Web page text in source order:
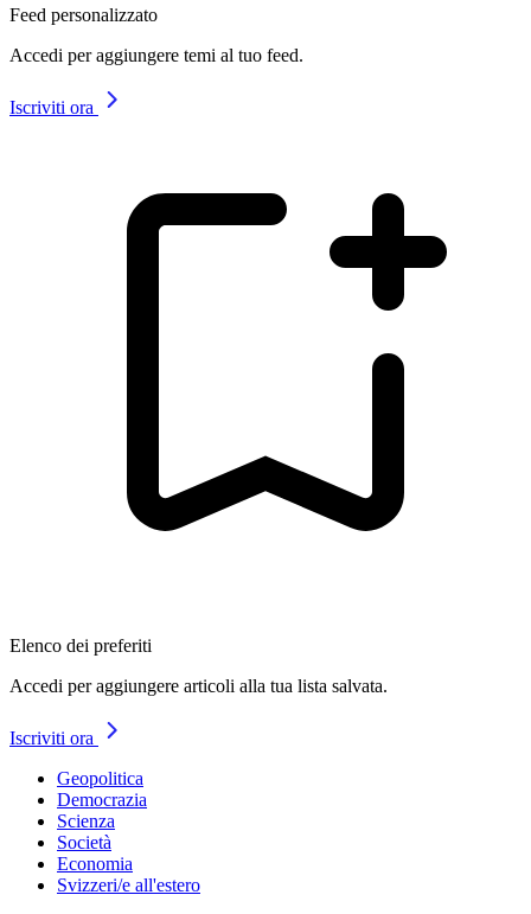
Feed personalizzato
Accedi per aggiungere temi al tuo feed.
Iscriviti ora
Elenco dei preferiti
Accedi per aggiungere articoli alla tua lista salvata.
Iscriviti ora
Geopolitica
Democrazia
Scienza
Società
Economia
Svizzeri/e all'estero